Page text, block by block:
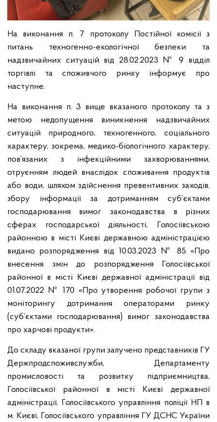
На виконання п. 7 протоколу Постійної комісії з
питань техногенно-екологічної безпеки та
надзвичайних ситуацій від 28.02.2023 № 9 відділ
торгівлі та споживчого ринку інформує про
наступне.
На виконання п. 3 вище вказаного протоколу та з
метою недопущення виникнення надзвичайних
ситуацій природного, техногенного, соціального
характеру, зокрема, медико-біологічного характеру,
пов’язаних з інфекційними захворюваннями,
отруєнням людей внаслідок споживання продуктів
або води, шляхом здійснення превентивних заходів,
збору інформації за дотриманням суб’єктами
господарювання вимог законодавства в різних
сферах господарської діяльності, Голосіївською
районною в місті Києві державною адміністрацією
видано розпорядження від 10.03.2023 № 85 «Про
внесення змін до розпорядження Голосіївської
районної в місті Києві державної адміністрації від
01.07.2022 № 170 «Про утворення робочої групи з
моніторингу дотримання операторами ринку
(суб’єктами господарювання) вимог законодавства
про харчові продукти».
До складу вказаної групи залучено представників ГУ
Держпродспоживслужби, Департаменту
промисловості та розвитку підприємництва,
Голосіївської районної в місті Києві державної
адміністрації, Голосіївського управління поліції НП в
м. Києві, Голосіївського управління ГУ ДСНС України